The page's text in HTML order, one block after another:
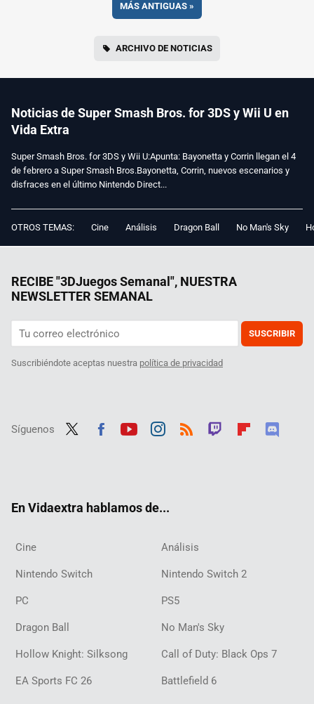
MÁS ANTIGUAS »
ARCHIVO DE NOTICIAS
Noticias de Super Smash Bros. for 3DS y Wii U en
Vida Extra
Super Smash Bros. for 3DS y Wii U:Apunta: Bayonetta y Corrin llegan el 4
de febrero a Super Smash Bros.Bayonetta, Corrin, nuevos escenarios y
disfraces en el último Nintendo Direct...
OTROS TEMAS: Cine Análisis Dragon Ball No Man's Sky
RECIBE "3DJuegos Semanal", NUESTRA
NEWSLETTER SEMANAL
SUSCRIBIR
Suscribiéndote aceptas nuestra política de privacidad
Síguenos
En Vidaextra hablamos de...
Cine Análisis
Nintendo Switch Nintendo Switch 2
PC PS5
Dragon Ball No Man's Sky
Hollow Knight: Silksong Call of Duty: Black Ops 7
EA Sports FC 26 Battlefield 6